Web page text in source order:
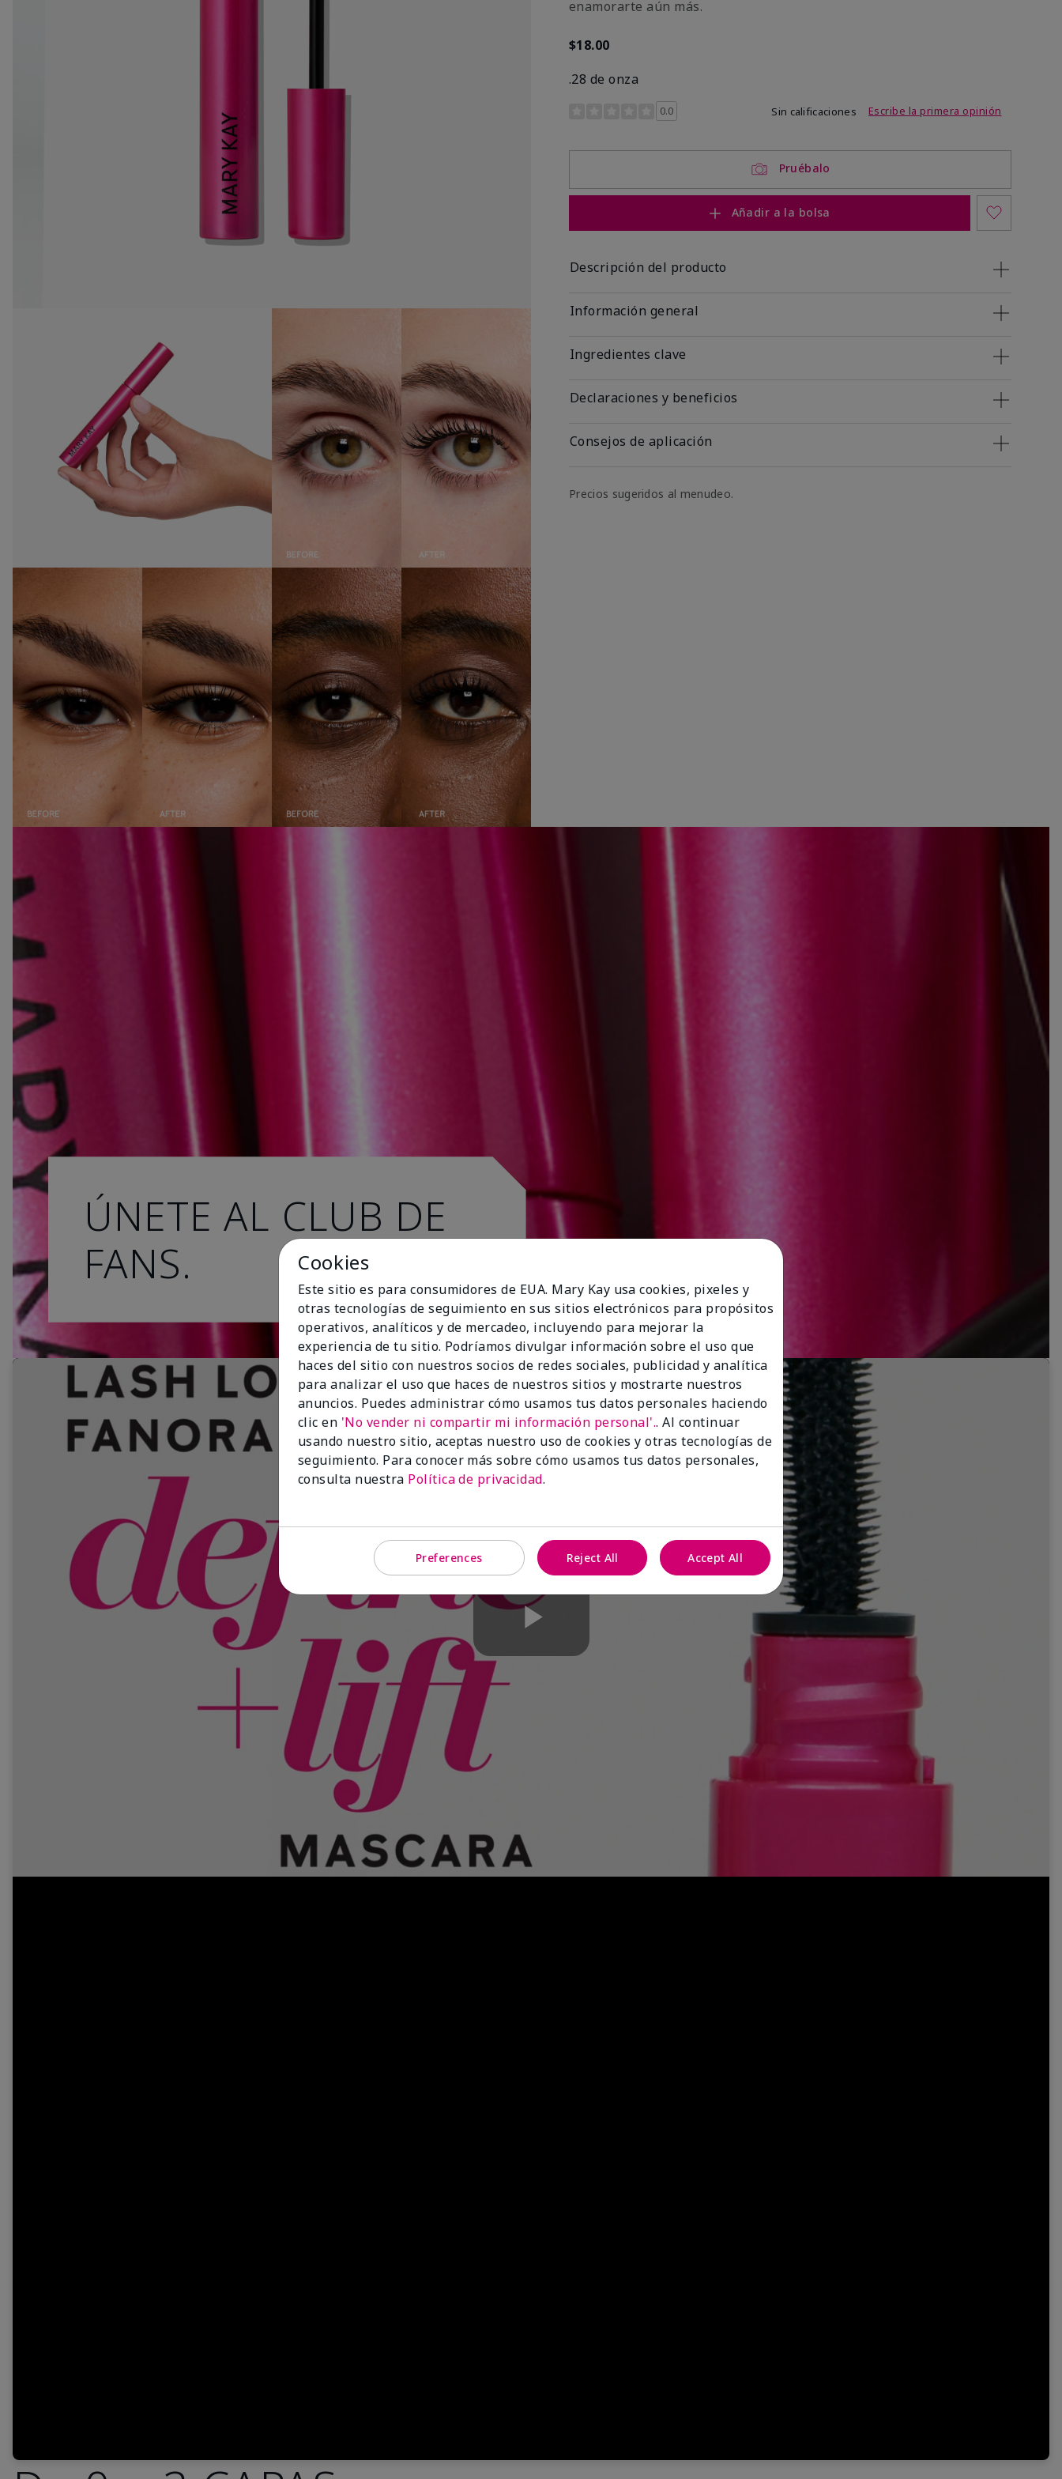
enamorarte aún más.
$18.00
.28 de onza
Calificación de clientes de 3,4 de 5
0.0 Sin calificaciones Escribe la primera opinión
Pruébalo
Añadir a la bolsa
Descripción del producto
Información general
Ingredientes clave
Declaraciones y beneficios
Consejos de aplicación
Precios sugeridos al menudeo.
ÚNETE AL CLUB DE
FANS.
Play
Cookies
Este sitio es para consumidores de EUA. Mary Kay usa cookies, pixeles y
otras tecnologías de seguimiento en sus sitios electrónicos para propósitos
operativos, analíticos y de mercadeo, incluyendo para mejorar la
experiencia de tu sitio. Podríamos divulgar información sobre el uso que
haces del sitio con nuestros socios de redes sociales, publicidad y analítica
para analizar el uso que haces de nuestros sitios y mostrarte nuestros
anuncios. Puedes administrar cómo usamos tus datos personales haciendo
clic en 'No vender ni compartir mi información personal'.. Al continuar
usando nuestro sitio, aceptas nuestro uso de cookies y otras tecnologías de
seguimiento. Para conocer más sobre cómo usamos tus datos personales,
consulta nuestra Política de privacidad.
Preferences Reject All Accept All